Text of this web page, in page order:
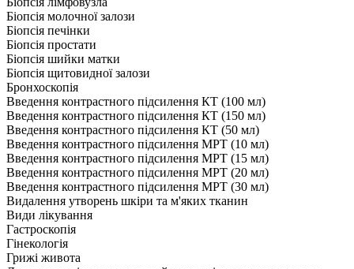
Біопсія молочної залози
Біопсія печінки
Біопсія простати
Біопсія шийки матки
Біопсія щитовидної залози
Бронхоскопія
Введення контрастного підсилення КТ (100 мл)
Введення контрастного підсилення КТ (150 мл)
Введення контрастного підсилення КТ (50 мл)
Введення контрастного підсилення МРТ (10 мл)
Введення контрастного підсилення МРТ (15 мл)
Введення контрастного підсилення МРТ (20 мл)
Введення контрастного підсилення МРТ (30 мл)
Видалення утворень шкіри та м'яких тканин
Види лікування
Гастроскопія
Гінекологія
Грижі живота